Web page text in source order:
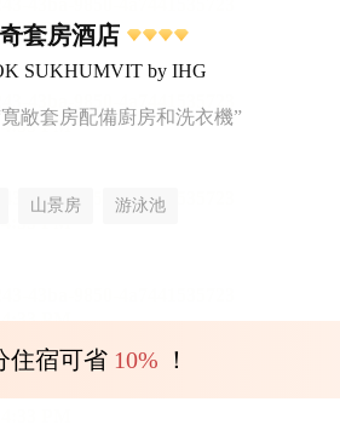
套房酒店
SUKHUMVIT by IHG
寬敞套房配備廚房和洗衣機”
山景房 游泳池
住宿可省 10% ！